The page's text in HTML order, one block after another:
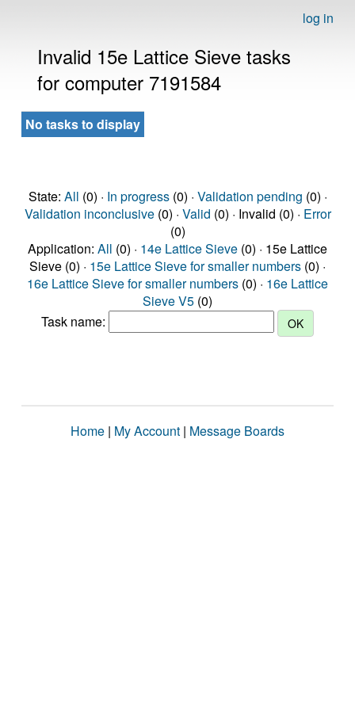
log in
Invalid 15e Lattice Sieve tasks
for computer 7191584
No tasks to display
State: All (0) · In progress(0) · Validation pending (0) ·
Validation inconclusive(0) · Valid (0) · Invalid (0) · Error
(0)
Application: All (0) · 14e Lattice Sieve (0) · 15e Lattice
Sieve (0) · 15e Lattice Sieve for smaller numbers (0) ·
16e Lattice Sieve for smaller numbers (0) · 16e Lattice
Sieve V5 (0)
Task name:
Home | My Account | Message Boards